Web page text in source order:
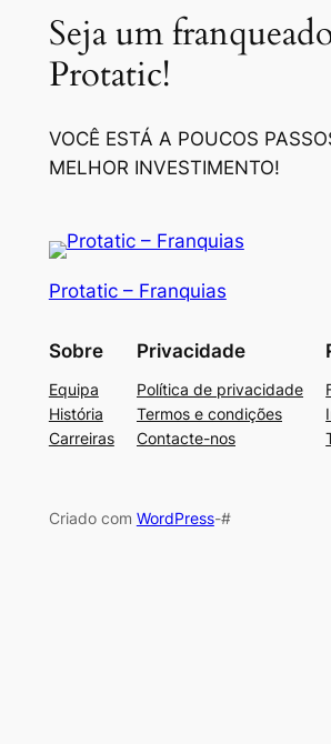
Seja um
Protatic!
VOCÊ ESTÁ A POUCOS
MELHOR INVESTIMENTO!
Protatic – Franquias
Sobre
Equipa
História
Carreiras
Privacidade
Política de privacidade
Termos e condições
Contacte-nos
Criado com WordPress-#